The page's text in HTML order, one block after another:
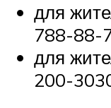
для
788-88-
для
200-